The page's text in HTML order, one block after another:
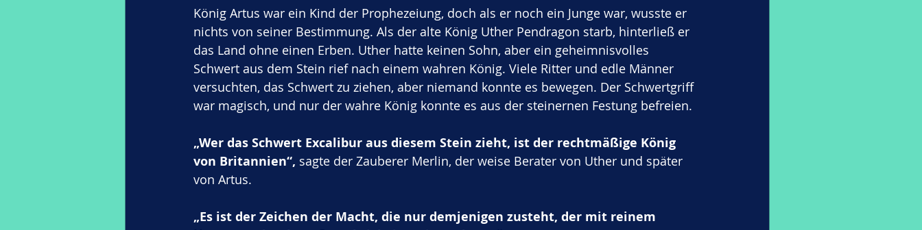
König Artus war ein Kind der Prophezeiung, doch als er noch ein Junge war, wusste er
nichts von seiner Bestimmung. Als der alte König Uther Pendragon starb, hinterließ er
das Land ohne einen Erben. Uther hatte keinen Sohn, aber ein geheimnisvolles
Schwert aus dem Stein rief nach einem wahren König. Viele Ritter und edle Männer
versuchten, das Schwert zu ziehen, aber niemand konnte es bewegen. Der Schwertgriff
war magisch, und nur der wahre König konnte es aus der steinernen Festung befreien.
„Wer das Schwert Excalibur aus diesem Stein zieht, ist der rechtmäßige König
von Britannien“, sagte der Zauberer Merlin, der weise Berater von Uther und später
von Artus.
„Es ist der Zeichen der Macht, die nur demjenigen zusteht, der mit reinem